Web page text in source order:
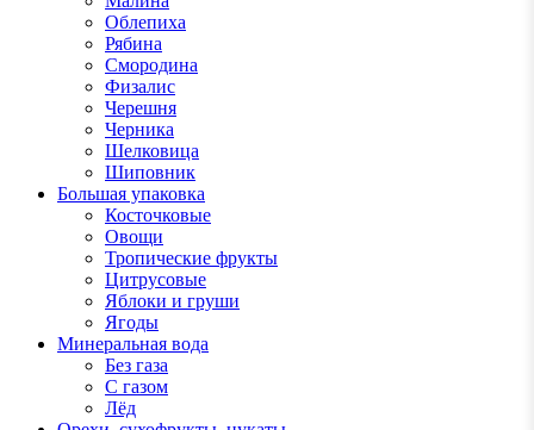
Облепиха
Рябина
Смородина
Физалис
Черешня
Черника
Шелковица
Шиповник
Большая упаковка
Косточковые
Овощи
Тропические фрукты
Цитрусовые
Яблоки и груши
Ягоды
Минеральная вода
Без газа
С газом
Лёд